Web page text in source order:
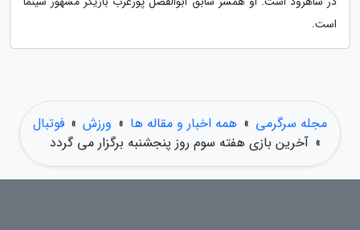
است.
مجله سرگرمی » همه اخبار و مقاله ها » ورزش » فوتبال
» آخرین بازی هفته سوم روز پنجشنبه برگزار می گردد